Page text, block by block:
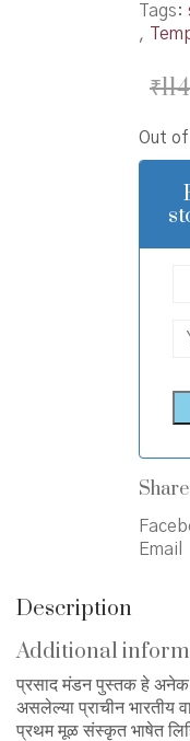
Tags:
,
₹
Out
Email
Description
Additional
प्रसाद मंडन पुस्तक हे अनेक
असलेल्या प्राचीन भारतीय
प्रथम मूळ संस्कृत भाषेत